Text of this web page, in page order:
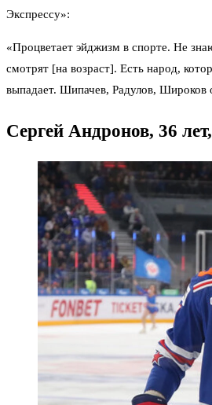
Экспрессу»:
«Процветает эйджизм в спорте. Не
смотрят [на возраст]. Есть народ,
выпадает. Шипачев, Радулов, Широков
Сергей Андронов, 36